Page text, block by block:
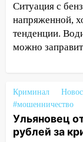
11:12
врезался в
10:27
Где
объявлена
10:00 В
51-летний
Ситуация с
напряженной,
тенденции.
можно
Криминал
#мошенничество
Ульяновец
рублей за